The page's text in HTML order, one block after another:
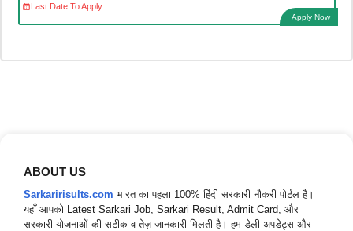
Last Date To Apply:
Apply Now
ABOUT US
Sarkaririsults.com भारत का पहला 100% हिंदी सरकारी नौकरी पोर्टल है।
यहाँ आपको Latest Sarkari Job, Sarkari Result, Admit Card, और
सरकारी योजनाओं की सटीक व तेज़ जानकारी मिलती है। हम डेली अपडेट्स और